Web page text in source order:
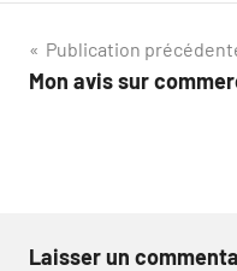
Navigation
de
Publication
Mon avis sur
Laisser un